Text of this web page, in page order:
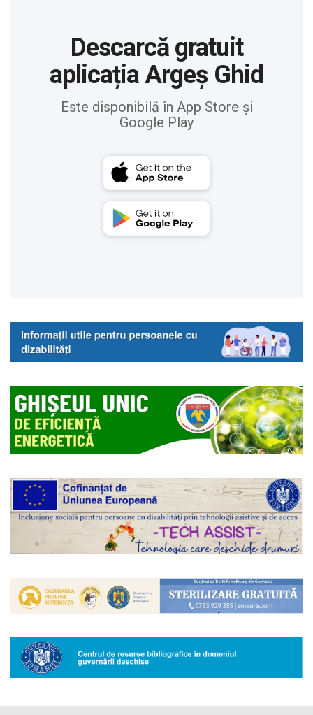
Descarcă gratuit
aplicația Argeș Ghid
Este disponibilă în App Store și
Google Play